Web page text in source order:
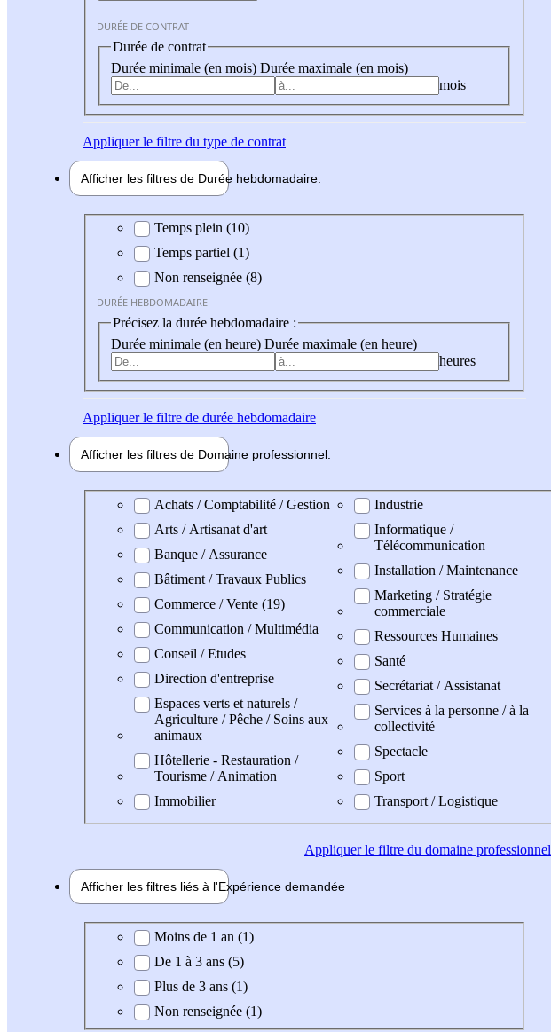
DURÉE DE CONTRAT
Durée de contrat
Durée minimale (en mois) Durée maximale (en mois)
mois
Appliquerle filtre du type de contrat
Afficher les filtres de Durée hebdomadaire
Durée hebdomadaire
Temps plein (10)
Temps partiel (1)
Non renseignée (8)
DURÉE HEBDOMADAIRE
Précisez la durée hebdomadaire :
Durée minimale (en heure) Durée maximale (en heure)
heures
Appliquerle filtre de durée hebdomadaire
Afficher les filtres de Domaine professionnel
Domaine professionel
Achats / Comptabilité / Gestion
Arts / Artisanat d'art
Banque / Assurance
Bâtiment / Travaux Publics
Commerce / Vente (19)
Communication / Multimédia
Conseil / Etudes
Direction d'entreprise
Espaces verts et naturels /
Agriculture / Pêche / Soins aux
animaux
Hôtellerie - Restauration /
Tourisme / Animation
Immobilier
Industrie
Informatique /
Télécommunication
Installation / Maintenance
Marketing / Stratégie
commerciale
Ressources Humaines
Santé
Secrétariat / Assistanat
Services à la personne / à la
collectivité
Spectacle
Sport
Transport / Logistique
Appliquerle filtre du domaine professionnel
Afficher les filtres liés à l'Expérience demandée
Expérience demandée
Moins de 1 an (1)
De 1 à 3 ans (5)
Plus de 3 ans (1)
Non renseignée (1)